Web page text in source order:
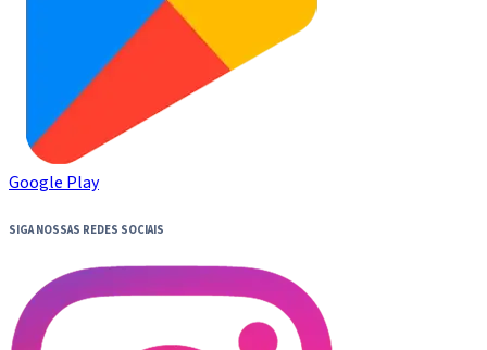
Google Play
SIGA NOSSAS REDES SOCIAIS